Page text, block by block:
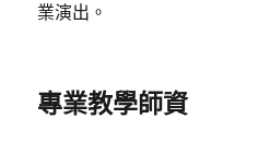
業演出。
專業教學師資